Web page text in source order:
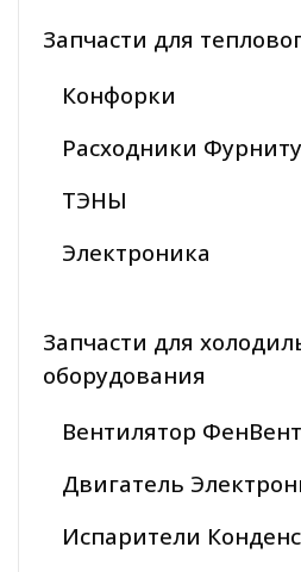
Запчасти для
Конфорки
Расходники
ТЭНЫ
Электроника
Запчасти для
оборудования
Вентилятор
Двигатель
Испарители